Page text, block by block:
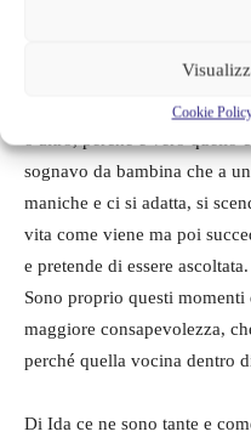
Cookie
per la nostra generazione e
pubblicarlo sui social, far
Così nascono libri come
o altro, perché è vero quello
sognavo da bambina che a
maniche e ci si adatta, si
vita come viene ma poi
e pretende di essere ascoltata.
Sono proprio questi
maggiore consapevolezza,
perché quella vocina dentro
Di Ida ce ne sono tante e